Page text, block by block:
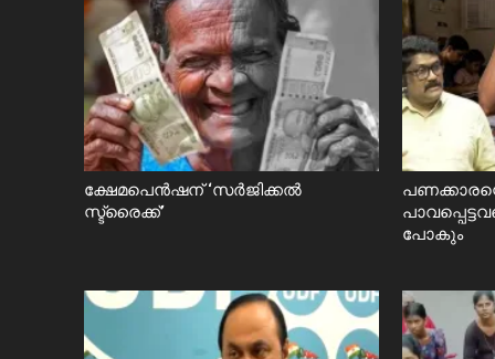
ക്ഷേമപെൻഷന് ‘സർജിക്കൽ
സ്ട്രൈക്ക്’
പോകും